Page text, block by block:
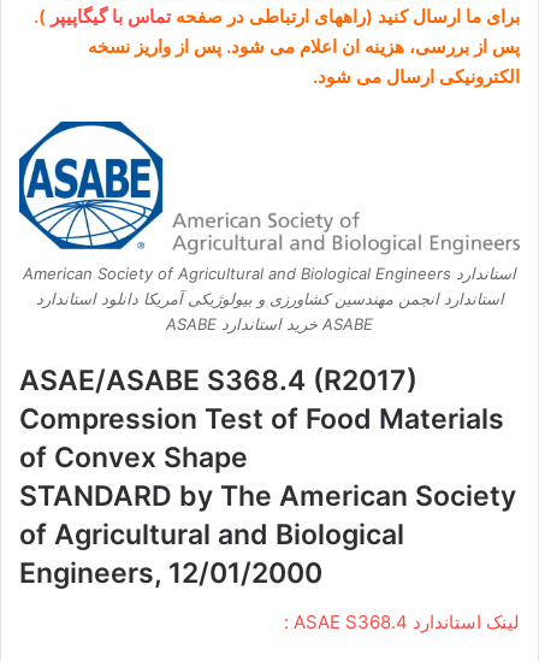
برای ما ارسال کنید (راههای ارتباطی در صفحهتماس با گیگاپیپر ).
پس از بررسی، هزینه ان اعلام می شود. پس از واریز نسخه
الکترونیکی ارسال می شود.
استاندارد American Society of Agricultural and Biological Engineers
استاندارد انجمن مهندسین کشاورزی و بیولوژیکی آمریکا دانلود استاندارد
ASABE خرید استاندارد ASABE
ASAE/ASABE S368.4 (R2017)
Compression Test of Food Materials
of Convex Shape
STANDARD by The American Society
of Agricultural and Biological
Engineers, 12/01/2000
لینک استاندارد ASAE S368.4 :